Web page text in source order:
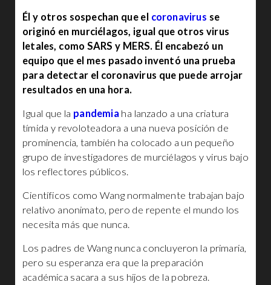
Él y otros sospechan que el coronavirus se
originó en murciélagos, igual que otros virus
letales, como SARS y MERS. Él encabezó un
equipo que el mes pasado inventó una prueba
para detectar el coronavirus que puede arrojar
resultados en una hora.
Igual que la pandemiaha lanzado a una criatura
tímida y revoloteadora a una nueva posición de
prominencia, también ha colocado a un pequeño
grupo de investigadores de murciélagos y virus bajo
los reflectores públicos.
Científicos como Wang normalmente trabajan bajo
relativo anonimato, pero de repente el mundo los
necesita más que nunca.
Los padres de Wang nunca concluyeron la primaria,
pero su esperanza era que la preparación
académica sacara a sus hijos de la pobreza.